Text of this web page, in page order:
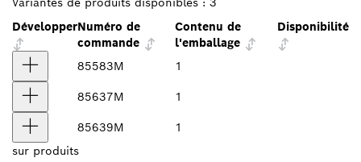
DévelopperNuméro de
commande
Contenu de
l'emballage
Disponibilité
85583M 1
85637M 1
85639M
1
sur produits